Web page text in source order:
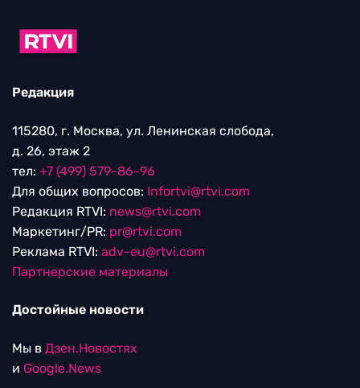
Редакция
115280, г. Москва, ул. Ленинская слобода,
д. 26, этаж 2
тел: +7 (499) 579-86-96
Для общих вопросов: Infortvi@rtvi.com
Редакция RTVI: news@rtvi.com
Маркетинг/PR: pr@rtvi.com
Реклама RTVI: adv-eu@rtvi.com
Партнерские материалы
Достойные новости
Мы в Дзен.Новостях
и Google.News